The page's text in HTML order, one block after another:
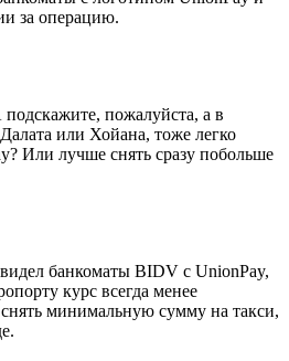
за операцию.
пожалуйста, а в
или Хойана, тоже легко
Или лучше снять сразу побольше
банкоматы BIDV с UnionPay,
курс всегда менее
минимальную сумму на такси,